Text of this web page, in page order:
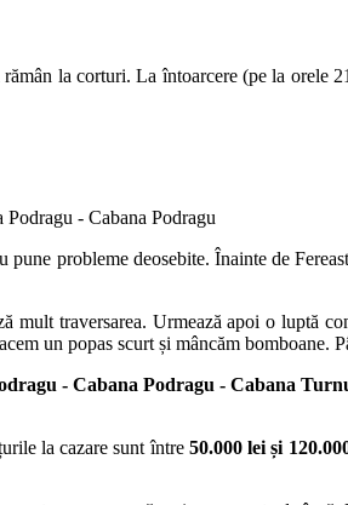
la corturi. La întoarcere (pe la
- Cabana Podragu
probleme deosebite. Înainte de
mult traversarea. Urmează apoi o luptă
un popas scurt și mâncăm bomboane.
- Cabana Podragu - Cabana
la cazare sunt între 50.000 lei și